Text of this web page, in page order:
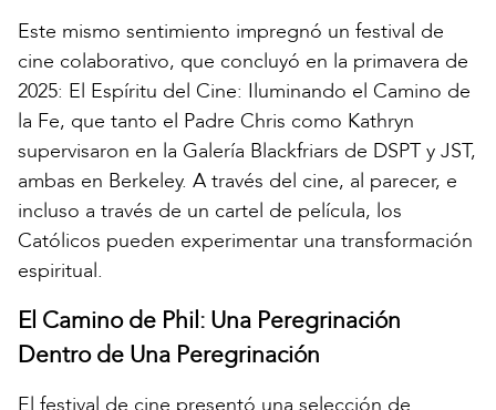
Este mismo sentimiento impregnó un festival de
cine colaborativo, que concluyó en la primavera de
2025: El Espíritu del Cine: Iluminando el Camino de
la Fe, que tanto el Padre Chris como Kathryn
supervisaron en la Galería Blackfriars de DSPT y JST,
ambas en Berkeley. A través del cine, al parecer, e
incluso a través de un cartel de película, los
Católicos pueden experimentar una transformación
espiritual.
El Camino de Phil: Una Peregrinación
Dentro de Una Peregrinación